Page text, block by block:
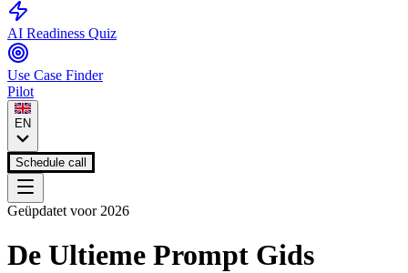
AI Readiness Quiz
Use Case Finder
Pilot
EN
Schedule call
Geüpdatet voor 2026
De Ultieme Prompt Gids